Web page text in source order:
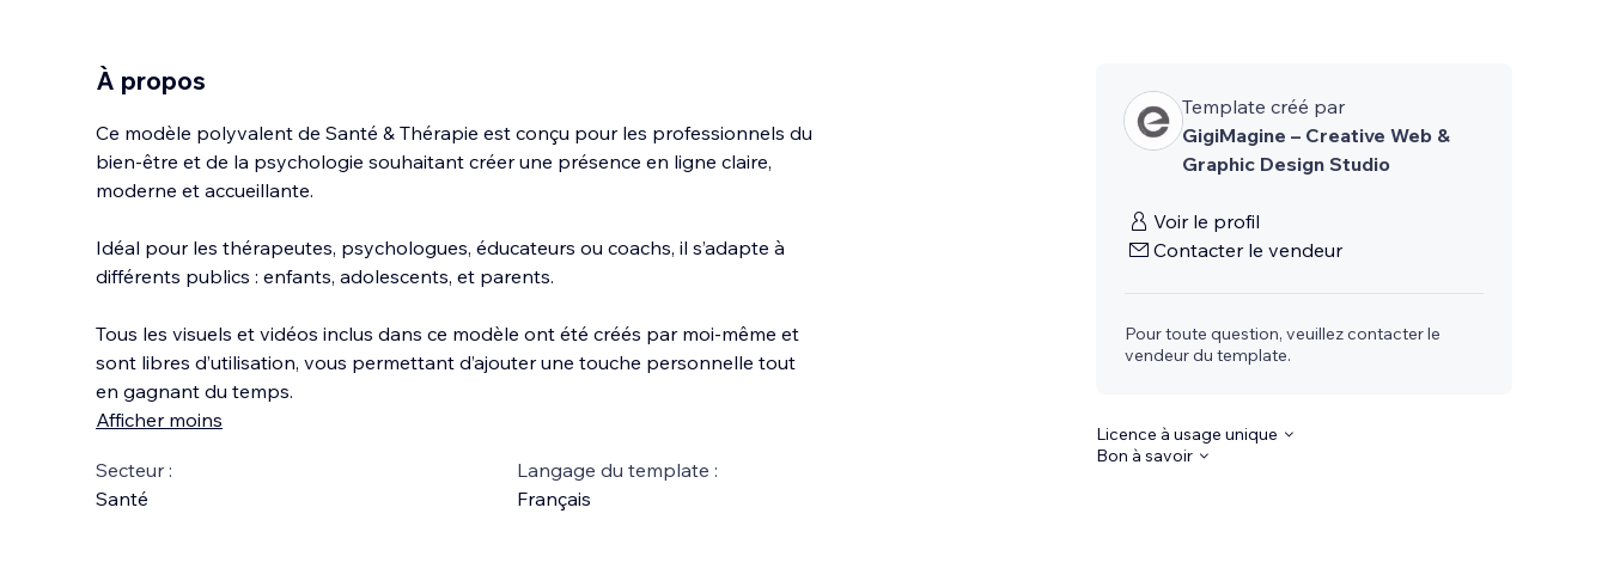
À propos
Ce modèle polyvalent de Santé & Thérapie est conçu pour les professionnels du
bien-être et de la psychologie souhaitant créer une présence en ligne claire,
moderne et accueillante.
Idéal pour les thérapeutes, psychologues, éducateurs ou coachs, il s’adapte à
différents publics : enfants, adolescents, et parents.
Tous les visuels et vidéos inclus dans ce modèle ont été créés par moi-même et
sont libres d’utilisation, vous permettant d’ajouter une touche personnelle tout
en gagnant du temps.
Afficher moins
Secteur :
Santé
Langage du template :
Français
Template créé par
GigiMagine – Creative Web &
Graphic Design Studio
Voir le profil
Contacter le vendeur
Pour toute question, veuillez contacter le
vendeur du template.
Licence à usage unique
Bon à savoir